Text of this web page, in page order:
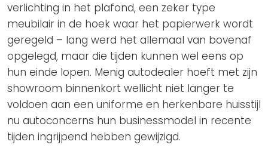
verlichting in het plafond, een zeker type
meubilair in de hoek waar het papierwerk wordt
geregeld – lang werd het allemaal van bovenaf
opgelegd, maar die tijden kunnen wel eens op
hun einde lopen. Menig autodealer hoeft met zijn
showroom binnenkort wellicht niet langer te
voldoen aan een uniforme en herkenbare huisstijl
nu autoconcerns hun businessmodel in recente
tijden ingrijpend hebben gewijzigd.